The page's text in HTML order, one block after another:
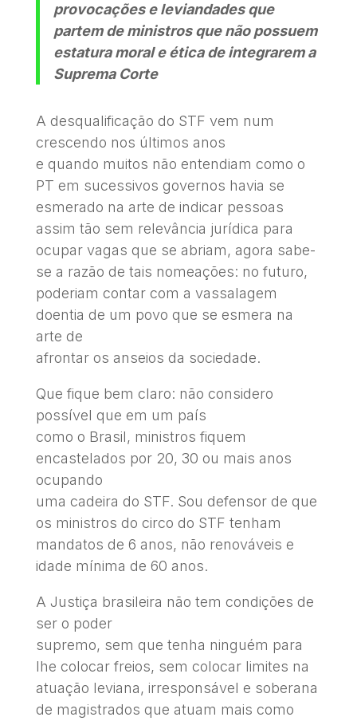
provocações e leviandades que
partem de ministros que não possuem
estatura moral e ética de integrarem a
Suprema Corte
A desqualificação do STF vem num
crescendo nos últimos anos
e quando muitos não entendiam como o
PT em sucessivos governos havia se
esmerado na arte de indicar pessoas
assim tão sem relevância jurídica para
ocupar vagas que se abriam, agora sabe-
se a razão de tais nomeações: no futuro,
poderiam contar com a vassalagem
doentia de um povo que se esmera na
arte de
afrontar os anseios da sociedade.
Que fique bem claro: não considero
possível que em um país
como o Brasil, ministros fiquem
encastelados por 20, 30 ou mais anos
ocupando
uma cadeira do STF. Sou defensor de que
os ministros do circo do STF tenham
mandatos de 6 anos, não renováveis e
idade mínima de 60 anos.
A Justiça brasileira não tem condições de
ser o poder
supremo, sem que tenha ninguém para
lhe colocar freios, sem colocar limites na
atuação leviana, irresponsável e soberana
de magistrados que atuam mais como